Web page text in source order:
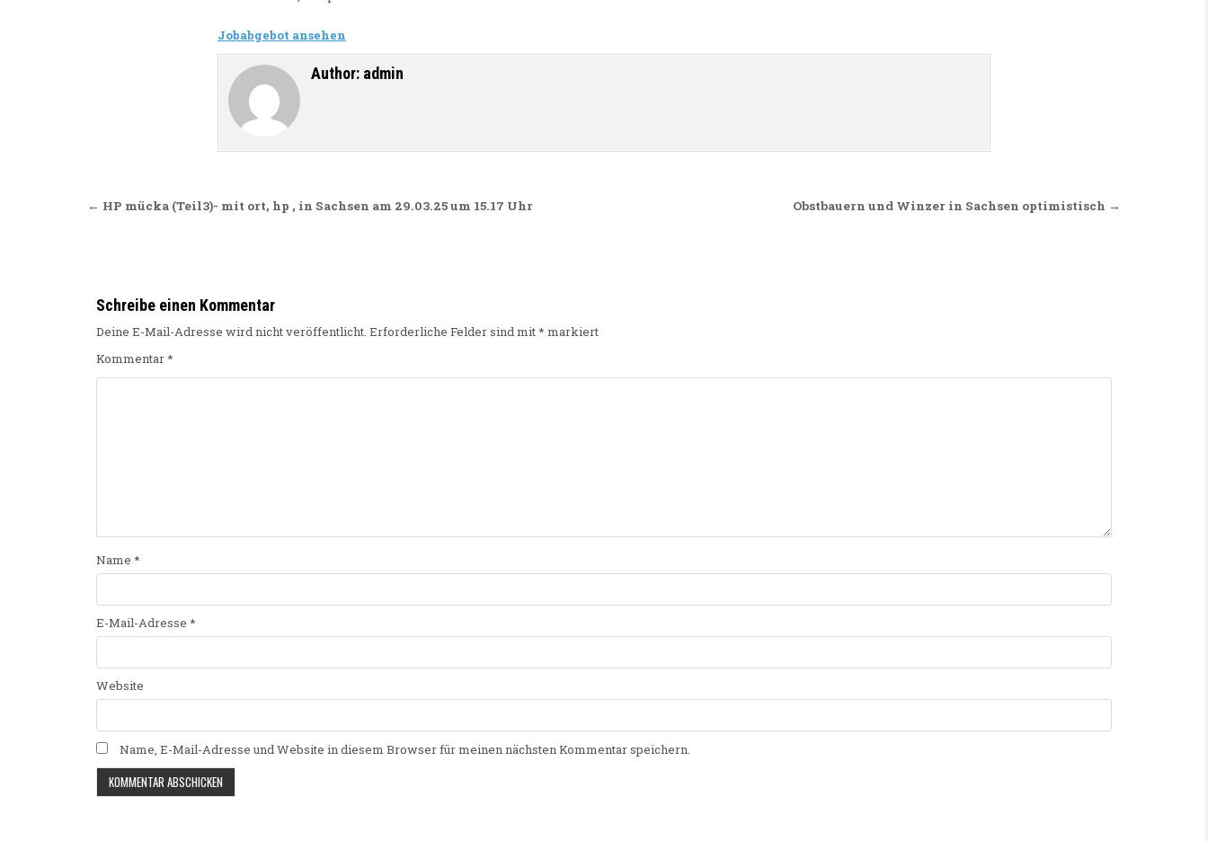
Jobabgebot ansehen
Author: admin
Beitragsnavigation Obstbauern und Winzer in Sachsen optimistisch →
← HP mücka (Teil3)- mit ort, hp , in Sachsen am 29.03.25 um 15.17 Uhr
Schreibe einen Kommentar
Deine E-Mail-Adresse wird nicht veröffentlicht. Erforderliche Felder sind mit* markiert
Kommentar*
Name *
E-Mail-Adresse *
Website
Name, E-Mail-Adresse und Website in diesem Browser für meinen nächsten Kommentar speichern.